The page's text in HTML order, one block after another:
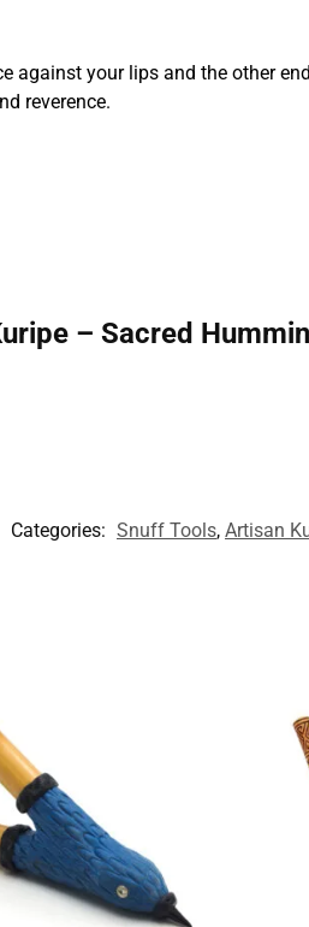
against your lips and the other
reverence.
– Sacred
Categories: Snuff Tools, Artisan